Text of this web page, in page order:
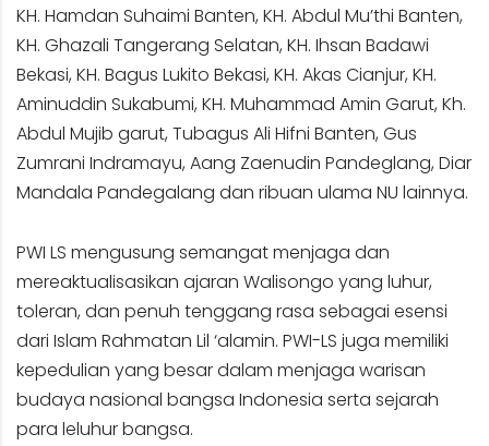
KH. Hamdan Suhaimi Banten, KH. Abdul Mu’thi Banten,
KH. Ghazali Tangerang Selatan, KH. Ihsan Badawi
Bekasi, KH. Bagus Lukito Bekasi, KH. Akas Cianjur, KH.
Aminuddin Sukabumi, KH. Muhammad Amin Garut, Kh.
Abdul Mujib garut, Tubagus Ali Hifni Banten, Gus
Zumrani Indramayu, Aang Zaenudin Pandeglang, Diar
Mandala Pandegalang dan ribuan ulama NU lainnya.
PWI LS mengusung semangat menjaga dan
mereaktualisasikan ajaran Walisongo yang luhur,
toleran, dan penuh tenggang rasa sebagai esensi
dari Islam Rahmatan Lil ‘alamin. PWI-LS juga memiliki
kepedulian yang besar dalam menjaga warisan
budaya nasional bangsa Indonesia serta sejarah
para leluhur bangsa.